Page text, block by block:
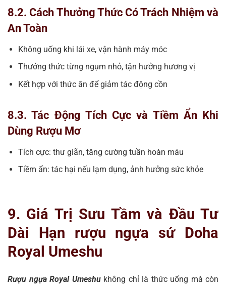
8.2. Cách Thưởng Thức Có Trách Nhiệm và
An Toàn
Không uống khi lái xe, vận hành máy móc
Thưởng thức từng ngụm nhỏ, tận hưởng hương vị
Kết hợp với thức ăn để giảm tác động cồn
8.3. Tác Động Tích Cực và Tiềm Ẩn Khi
Dùng Rượu Mơ
Tích cực: thư giãn, tăng cường tuần hoàn máu
Tiềm ẩn: tác hại nếu lạm dụng, ảnh hưởng sức khỏe
9. Giá Trị Sưu Tầm và Đầu Tư
Dài Hạn rượu ngựa sứ Doha
Royal Umeshu
Rượu ngựa Royal Umeshukhông chỉ là thức uống mà còn